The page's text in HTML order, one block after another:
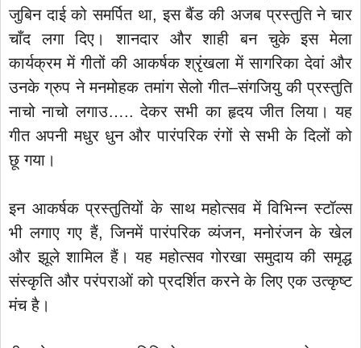
जुबिन दाई को समर्पित था, इस बैंड की अजब प्रस्तुति ने चार
चाँद लगा दिए। शानदार और शाही बन चुके इस मेला
कार्यक्रम में गीतों की आकर्षक श्रृंखला में सागरिका देवां और
उनके ग्रुप ने मनमोहक तमांग सेलो गीत–संगजियु की प्रस्तुति
नाचो नाचो लगाउ….. देकर सभी का हृदय जीत लिया। यह
गीत अपनी मधुर धुन और पारंपरिक रंगों से सभी के दिलों को
छू गया।
इन आकर्षक प्रस्तुतियों के साथ महोत्सव में विभिन्न स्टॉल्स
भी लगाए गए हैं, जिनमें पारंपरिक व्यंजन, मनोरंजन के खेल
और झूले शामिल हैं। यह महोत्सव गोरखा समुदाय की समृद्ध
संस्कृति और परंपराओं को प्रदर्शित करने के लिए एक उत्कृष्ट
मंच है।